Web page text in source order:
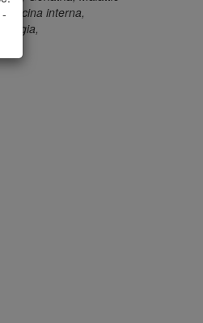
interna,